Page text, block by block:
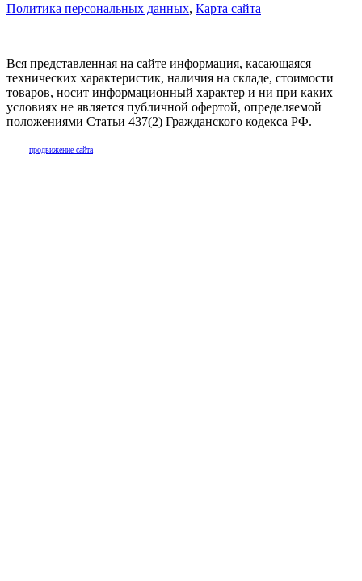
Политика персональных данных, Карта сайта
Вся представленная на сайте информация, касающаяся
технических характеристик, наличия на складе, стоимости
товаров, носит информационный характер и ни при каких
условиях не является публичной офертой, определяемой
положениями Статьи 437(2) Гражданского кодекса РФ.
продвижение сайта